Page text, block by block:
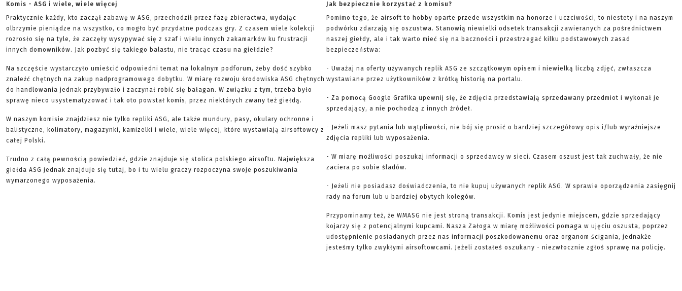
Komis - ASG i wiele, wiele więcej
Praktycznie każdy, kto zaczął zabawę w ASG, przechodził przez fazę zbieractwa, wydając
olbrzymie pieniądze na wszystko, co mogło być przydatne podczas gry. Z czasem wiele kolekcji
rozrosło się na tyle, że zaczęły wysypywać się z szaf i wielu innych zakamarków ku frustracji
innych domowników. Jak pozbyć się takiego balastu, nie tracąc czasu na giełdzie?
Na szczęście wystarczyło umieścić odpowiedni temat na lokalnym podforum, żeby dość szybko
znaleźć chętnych na zakup nadprogramowego dobytku. W miarę rozwoju środowiska ASG chętnych
do handlowania jednak przybywało i zaczynał robić się bałagan. W związku z tym, trzeba było
sprawę nieco usystematyzować i tak oto powstał komis, przez niektórych zwany też giełdą.
W naszym komisie znajdziesz nie tylko repliki ASG, ale także mundury, pasy, okulary ochronne i
balistyczne, kolimatory, magazynki, kamizelki i wiele, wiele więcej, które wystawiają airsoftowcy z
całej Polski.
Trudno z całą pewnością powiedzieć, gdzie znajduje się stolica polskiego airsoftu. Największa
giełda ASG jednak znajduje się tutaj, bo i tu wielu graczy rozpoczyna swoje poszukiwania
wymarzonego wyposażenia.
Jak bezpiecznie korzystać z komisu?
Pomimo tego, że airsoft to hobby oparte przede wszystkim na honorze i uczciwości, to niestety i na naszym
podwórku zdarzają się oszustwa. Stanowią niewielki odsetek transakcji zawieranych za pośrednictwem
naszej giełdy, ale i tak warto mieć się na baczności i przestrzegać kilku podstawowych zasad
bezpieczeństwa:
- Uważaj na oferty używanych replik ASG ze szczątkowym opisem i niewielką liczbą zdjęć, zwłaszcza
wystawiane przez użytkowników z krótką historią na portalu.
- Za pomocą Google Grafika upewnij się, że zdjęcia przedstawiają sprzedawany przedmiot i wykonał je
sprzedający, a nie pochodzą z innych źródeł.
- Jeżeli masz pytania lub wątpliwości, nie bój się prosić o bardziej szczegółowy opis i/lub wyraźniejsze
zdjęcia repliki lub wyposażenia.
- W miarę możliwości poszukaj informacji o sprzedawcy w sieci. Czasem oszust jest tak zuchwały, że nie
zaciera po sobie śladów.
- Jeżeli nie posiadasz doświadczenia, to nie kupuj używanych replik ASG. W sprawie oporządzenia zasięgnij
rady na forum lub u bardziej obytych kolegów.
Przypominamy też, że WMASG nie jest stroną transakcji. Komis jest jedynie miejscem, gdzie sprzedający
kojarzy się z potencjalnymi kupcami. Nasza Załoga w miarę możliwości pomaga w ujęciu oszusta, poprzez
udostępnienie posiadanych przez nas informacji poszkodowanemu oraz organom ścigania, jednakże
jesteśmy tylko zwykłymi airsoftowcami. Jeżeli zostałeś oszukany - niezwłocznie zgłoś sprawę na policję.